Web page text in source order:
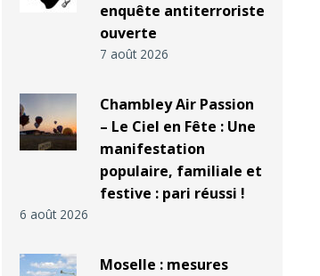
enquête antiterroriste
ouverte
7 août 2026
Chambley Air Passion
– Le Ciel en Fête : Une
manifestation
populaire, familiale et
festive : pari réussi !
6 août 2026
Moselle : mesures